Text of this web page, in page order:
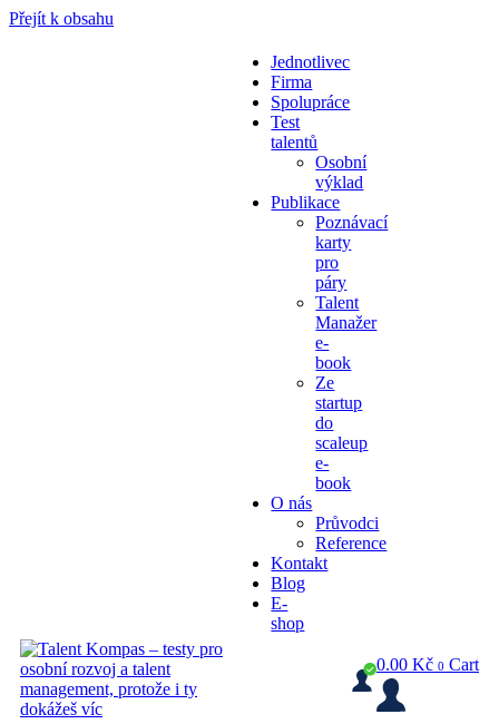
Přejít k obsahu
Jednotlivec
Firma
Spolupráce
Test
talentů
Osobní
výklad
Publikace
Poznávací
karty
pro
páry
Talent
Manažer
e-
book
Ze
startup
do
scaleup
e-
book
O nás
Průvodci
Reference
Kontakt
Blog
E-
shop
0.00 Kč 0 Cart